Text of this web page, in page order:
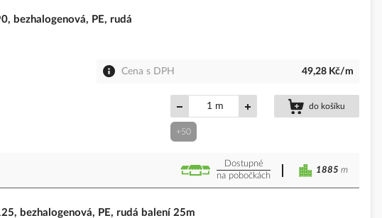
bezhalogenová, PE, rudá
Cena s DPH 49,28 Kč/m
m do košíku
+50
Dostupné
na pobočkách
1885 m
bezhalogenová, PE, rudá balení 25m